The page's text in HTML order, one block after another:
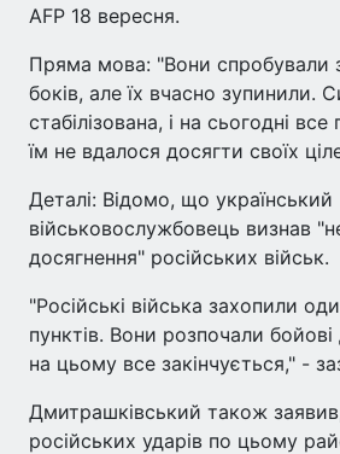
AFP 18 вересня.
Пряма мова: "Вони спробували
боків, але їх вчасно зупинили.
стабілізована, і на сьогодні
їм не вдалося досягти своїх
Деталі: Відомо, що український
військовослужбовець визнав
досягнення" російських військ.
"Російські війська захопили
пунктів. Вони розпочали бойові
на цьому все закінчується," -
Дмитрашківський також
російських ударів по цьому